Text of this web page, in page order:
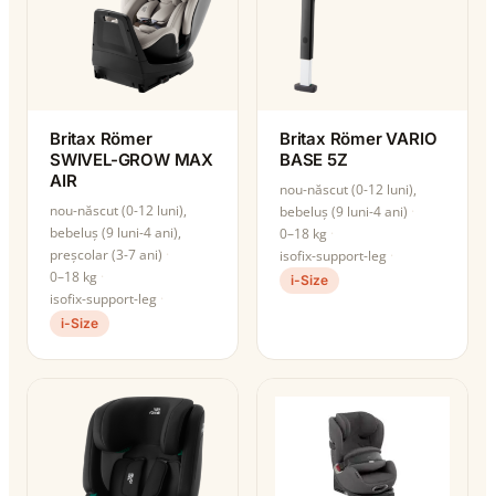
Britax Römer
SWIVEL-GROW MAX
AIR
nou-născut (0-12 luni),
bebeluș (9 luni-4 ani),
preșcolar (3-7 ani)
0–18 kg
isofix-support-leg
i-Size
Britax Römer VARIO
BASE 5Z
nou-născut (0-12 luni),
bebeluș (9 luni-4 ani)
0–18 kg
isofix-support-leg
i-Size